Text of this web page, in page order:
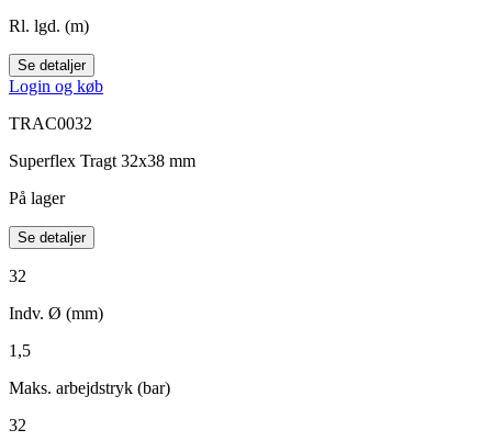
Rl. lgd. (m)
Se detaljer
Login og køb
TRAC0032
Superflex Tragt 32x38 mm
På lager
Se detaljer
32
Indv. Ø (mm)
1,5
Maks. arbejdstryk (bar)
32